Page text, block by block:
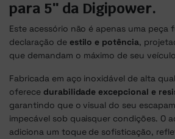
para 5″ da Digipower.
Este acessório não é apenas uma peça
declaração de estilo e potência,
que demandam o máximo de seu
Fabricada em aço inoxidável de alta
oferece durabilidade excepcional e
garantindo que o visual do seu
impecável sob quaisquer condições. O
adiciona um toque de sofisticação,